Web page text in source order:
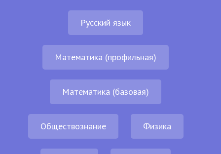
Русский язык
Математика (профильная)
Математика (базовая)
Обществознание Физика